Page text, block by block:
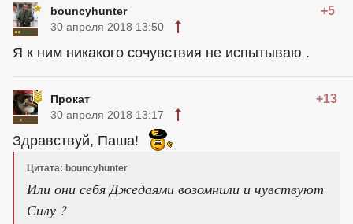
bouncyhunter +5
30 апреля 2018 13:50
Я к ним никакого сочувствия не испытываю .
Прокат +13
30 апреля 2018 13:17
Здравствуй, Паша!
Цитата: bouncyhunter
Или они себя Джедаями возомнили и чувствуют
Силу ?